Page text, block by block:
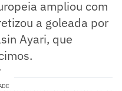
ampliou com
a goleada por
Ayari, que